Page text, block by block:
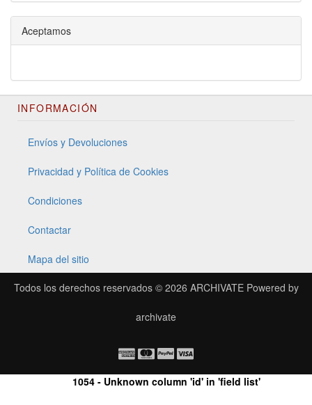
Aceptamos
INFORMACIÓN
Envíos y Devoluciones
Privacidad y Política de Cookies
Condiciones
Contactar
Mapa del sitio
Todos los derechos reservados © 2026 ARCHIVATEPowered by
archivate
1054 - Unknown column 'id' in 'field list'